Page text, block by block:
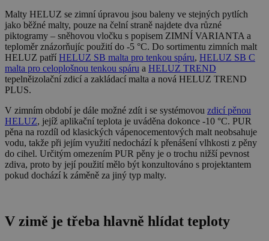
Malty HELUZ se zimní úpravou jsou baleny ve stejných pytlích
jako běžné malty, pouze na čelní straně najdete dva různé
piktogramy – sněhovou vločku s popisem ZIMNÍ VARIANTA a
teploměr znázorňujíc použití do -5 °C. Do sortimentu zimních malt
HELUZ patří HELUZ SB malta pro tenkou spáru, HELUZ SB C
malta pro celoplošnou tenkou spáru a HELUZ TREND
tepelněizolační zdicí a zakládací malta a nová HELUZ TREND
PLUS.
V zimním období je dále možné zdít i se systémovou zdicí pěnou
HELUZ, jejíž aplikační teplota je uváděna dokonce -10 °C. PUR
pěna na rozdíl od klasických vápenocementových malt neobsahuje
vodu, takže při jejím využití nedochází k přenášení vlhkosti z pěny
do cihel. Určitým omezením PUR pěny je o trochu nižší pevnost
zdiva, proto by její použití mělo být konzultováno s projektantem
pokud dochází k záměně za jiný typ malty.
V zimě je třeba hlavně hlídat teploty